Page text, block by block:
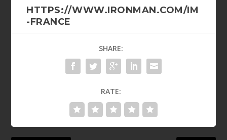
HTTPS://WWW.IRONMAN.COM/IM
-FRANCE
SHARE:
RATE: